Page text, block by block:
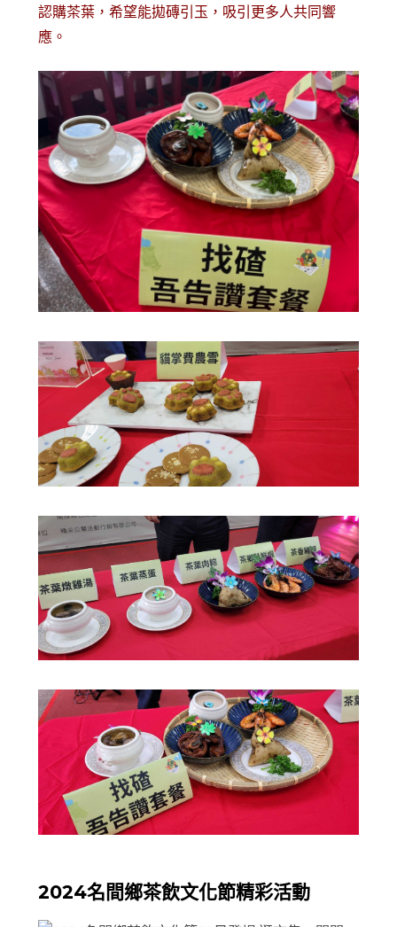
認購茶葉，希望能拋磚引玉，吸引更多人共同響
應。
2024名間鄉茶飲文化節精彩活動